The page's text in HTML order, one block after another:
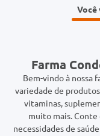
Você
Farma
Bem-vindo à nossa
variedade de
vitaminas,
muito mais. Conte
necessidades de